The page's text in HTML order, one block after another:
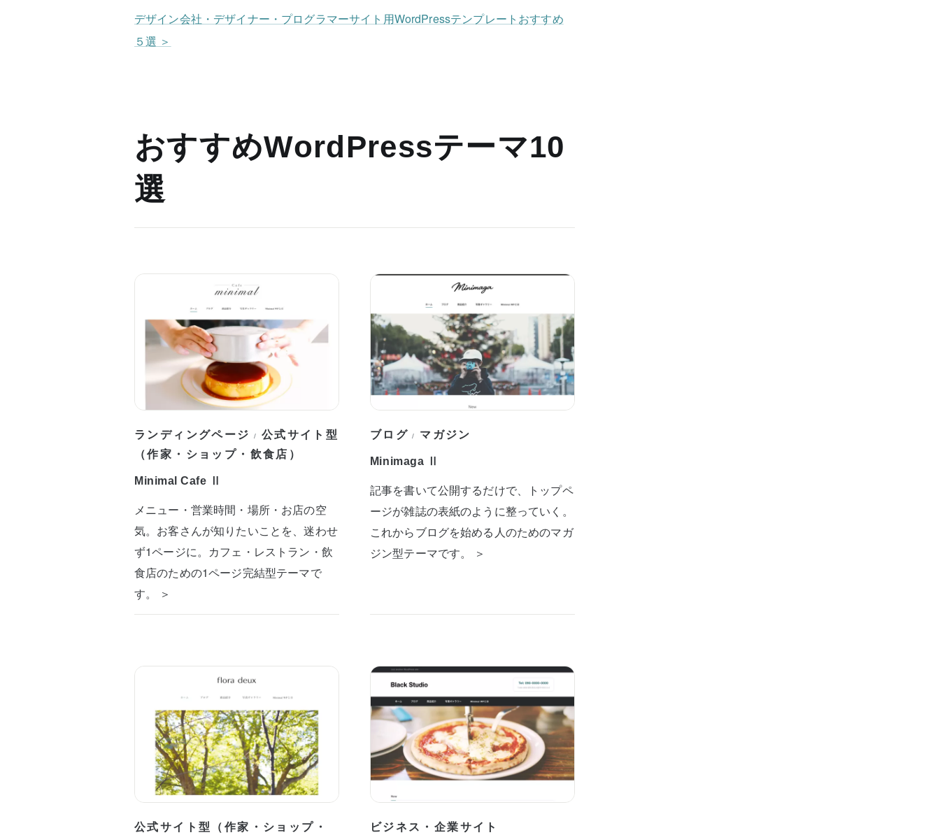
デザイン会社・デザイナー・プログラマーサイト用WordPressテンプレートおすすめ
５選 ＞
おすすめWordPressテーマ10
選
ランディングページ / 公式サイト型
（作家・ショップ・飲食店）
Minimal Cafe Ⅱ
メニュー・営業時間・場所・お店の空
気。お客さんが知りたいことを、迷わせ
ず1ページに。カフェ・レストラン・飲
食店のための1ページ完結型テーマで
す。 ＞
ブログ / マガジン
Minimaga Ⅱ
記事を書いて公開するだけで、トップペ
ージが雑誌の表紙のように整っていく。
これからブログを始める人のためのマガ
ジン型テーマです。 ＞
公式サイト型（作家・ショップ・
ビジネス・企業サイト